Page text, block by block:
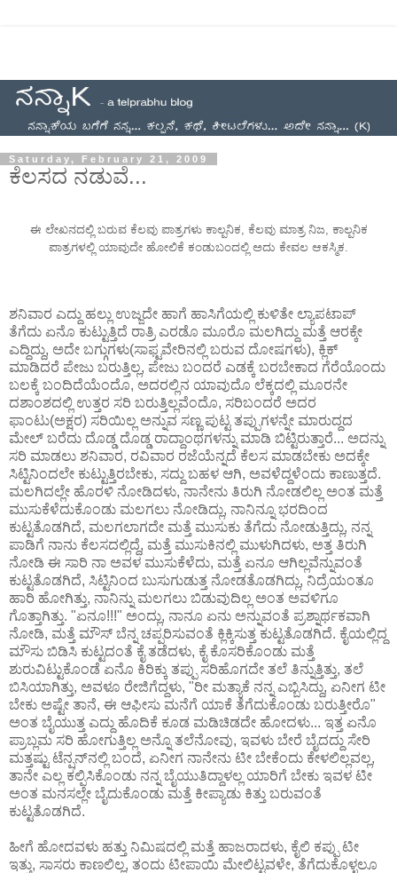
Saturday, February 21, 2009
ಕೆಲಸದ ನಡುವೆ...
ಈ ಲೇಖನದಲ್ಲಿ ಬರುವ ಕೆಲವು ಪಾತ್ರಗಳು ಕಾಲ್ಪನಿಕ, ಕೆಲವು ಮಾತ್ರ ನಿಜ, ಕಾಲ್ಪನಿಕ
ಪಾತ್ರಗಳಲ್ಲಿ ಯಾವುದೇ ಹೋಲಿಕೆ ಕಂಡುಬಂದಲ್ಲಿ ಅದು ಕೇವಲ ಆಕಸ್ಮಿಕ.
ಶನಿವಾರ ಎದ್ದು ಹಲ್ಲು ಉಜ್ಜದೇ ಹಾಗೆ ಹಾಸಿಗೆಯಲ್ಲಿ ಕುಳಿತೇ ಲ್ಯಾಪಟಾಪ್
ತೆಗೆದು ಏನೊ ಕುಟ್ಟುತ್ತಿದೆ ರಾತ್ರಿ ಎರಡೊ ಮೂರೊ ಮಲಗಿದ್ದು ಮತ್ತೆ ಆರಕ್ಕೇ
ಎದ್ದಿದ್ದು, ಅದೇ ಬಗ್ಗುಗಳು(ಸಾಫ್ಟವೇರಿನಲ್ಲಿ ಬರುವ ದೋಷಗಳು), ಕ್ಲಿಕ್
ಮಾಡಿದರೆ ಪೇಜು ಬರುತ್ತಿಲ್ಲ, ಪೇಜು ಬಂದರೆ ಎಡಕ್ಕೆ ಬರಬೇಕಾದ ಗೆರೆಯೊಂದು
ಬಲಕ್ಕೆ ಬಂದಿದೆಯೆಂದೊ, ಅದರಲ್ಲಿನ ಯಾವುದೊ ಲೆಕ್ಕದಲ್ಲಿ ಮೂರನೇ
ದಶಾಂಶದಲ್ಲಿ ಉತ್ತರ ಸರಿ ಬರುತ್ತಿಲ್ಲವೆಂದೊ, ಸರಿಬಂದರೆ ಅದರ
ಫಾಂಟು(ಅಕ್ಷರ) ಸರಿಯಿಲ್ಲ ಅನ್ನುವ ಸಣ್ಣ ಪುಟ್ಟ ತಪ್ಪುಗಳನ್ನೇ ಮಾರುದ್ದದ
ಮೇಲ್ ಬರೆದು ದೊಡ್ಡ ದೊಡ್ಡ ರಾದ್ದಾಂಥಗಳನ್ನು ಮಾಡಿ ಬಿಟ್ಟಿರುತ್ತಾರೆ... ಅದನ್ನು
ಸರಿ ಮಾಡಲು ಶನಿವಾರ, ರವಿವಾರ ರಜೆಯೆನ್ನದೆ ಕೆಲಸ ಮಾಡಬೇಕು ಅದಕ್ಕೇ
ಸಿಟ್ಟಿನಿಂದಲೇ ಕುಟ್ಟುತ್ತಿರಬೇಕು, ಸದ್ದು ಬಹಳ ಆಗಿ, ಅವಳೆದ್ದಳೆಂದು ಕಾಣುತ್ತದೆ.
ಮಲಗಿದಲ್ಲೇ ಹೊರಳಿ ನೋಡಿದಳು, ನಾನೇನು ತಿರುಗಿ ನೋಡಲಿಲ್ಲ ಅಂತ ಮತ್ತೆ
ಮುಸುಕೆಳೆದುಕೊಂಡು ಮಲಗಲು ನೋಡಿದ್ಲು, ನಾನಿನ್ನೂ ಭರದಿಂದ
ಕುಟ್ಟತೊಡಗಿದೆ, ಮಲಗಲಾಗದೇ ಮತ್ತೆ ಮುಸುಕು ತೆಗೆದು ನೋಡುತ್ತಿದ್ಲು, ನನ್ನ
ಪಾಡಿಗೆ ನಾನು ಕೆಲಸದಲ್ಲಿದ್ದೆ, ಮತ್ತೆ ಮುಸುಕಿನಲ್ಲಿ ಮುಳುಗಿದಳು, ಅತ್ತ ತಿರುಗಿ
ನೋಡಿ ಈ ಸಾರಿ ನಾ ಅವಳ ಮುಸುಕೆಳೆದು, ಮತ್ತೆ ಏನೂ ಆಗಿಲ್ಲವೆನ್ನುವಂತೆ
ಕುಟ್ಟತೊಡಗಿದೆ, ಸಿಟ್ಟಿನಿಂದ ಬುಸುಗುಡುತ್ತ ನೋಡತೊಡಗಿದ್ಲು, ನಿದ್ರೆಯಂತೂ
ಹಾರಿ ಹೋಗಿತ್ತು, ನಾನಿನ್ನು ಮಲಗಲು ಬಿಡುವುದಿಲ್ಲ ಅಂತ ಅವಳಿಗೂ
ಗೊತ್ತಾಗಿತ್ತು. "ಏನೂ!!!" ಅಂದ್ಲು, ನಾನೂ ಏನು ಅನ್ನುವಂತೆ ಪ್ರಶ್ನಾರ್ಥಕವಾಗಿ
ನೋಡಿ, ಮತ್ತೆ ಮೌಸ್ ಬೆನ್ನ ಚಪ್ಪರಿಸುವಂತೆ ಕ್ಲಿಕ್ಕಿಸುತ್ತ ಕುಟ್ಟತೊಡಗಿದೆ. ಕೈಯಲ್ಲಿದ್ದ
ಮೌಸು ಬಿಡಿಸಿ ಕುಟ್ಟದಂತೆ ಕೈ ತಡೆದಳು, ಕೈ ಕೊಸರಿಕೊಂಡು ಮತ್ತೆ
ಶುರುವಿಟ್ಟುಕೊಂಡೆ ಏನೊ ಕಿರಿಕ್ಕು ತಪ್ಪು ಸರಿಹೊಗದೇ ತಲೆ ತಿನ್ನುತ್ತಿತ್ತು, ತಲೆ
ಬಿಸಿಯಾಗಿತ್ತು, ಅವಳೂ ರೇಜಿಗೆದ್ದಳು, "ರೀ ಮತ್ಯಾಕೆ ನನ್ನ ಎಬ್ಬಿಸಿದ್ದು, ಏನೀಗ ಟೀ
ಬೇಕು ಅಷ್ಟೇ ತಾನೆ, ಈ ಆಫೀಸು ಮನೆಗೆ ಯಾಕೆ ತೆಗೆದುಕೊಂಡು ಬರುತ್ತೀರೊ"
ಅಂತ ಬೈಯುತ್ತ ಎದ್ದು ಹೊದಿಕೆ ಕೂಡ ಮಡಿಚಿಡದೇ ಹೋದಳು... ಇತ್ತ ಏನೊ
ಪ್ರಾಬ್ಲಮ ಸರಿ ಹೋಗುತ್ತಿಲ್ಲ ಅನ್ನೊ ತಲೆನೋವು, ಇವಳು ಬೇರೆ ಬೈದದ್ದು ಸೇರಿ
ಮತ್ತಷ್ಟು ಟೆನ್ಷನ್‌ನಲ್ಲಿ ಬಂದೆ, ಏನೀಗ ನಾನೇನು ಟೀ ಬೇಕೆಂದು ಕೇಳಲಿಲ್ಲವಲ್ಲ,
ತಾನೇ ಎಲ್ಲ ಕಲ್ಪಿಸಿಕೊಂಡು ನನ್ನ ಬೈಯುತಿದ್ದಾಳಲ್ಲ ಯಾರಿಗೆ ಬೇಕು ಇವಳ ಟೀ
ಅಂತ ಮನಸಲ್ಲೇ ಬೈದುಕೊಂಡು ಮತ್ತೆ ಕೀಪ್ಯಾಡು ಕಿತ್ತು ಬರುವಂತೆ
ಕುಟ್ಟತೊಡಗಿದೆ.
ಹೀಗೆ ಹೋದವಳು ಹತ್ತು ನಿಮಿಷದಲ್ಲಿ ಮತ್ತೆ ಹಾಜರಾದಳು, ಕೈಲಿ ಕಪ್ಪು ಟೀ
ಇತ್ತು, ಸಾಸರು ಕಾಣಲಿಲ್ಲ, ತಂದು ಟೀಪಾಯಿ ಮೇಲಿಟ್ಟವಳೇ, ತೆಗೆದುಕೊಳ್ಳಲೂ